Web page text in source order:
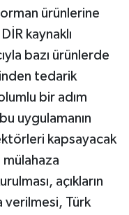
orman ürünlerine
kaynaklı
bazı ürünlerde
tedarik
bir adım
uygulamanın
kapsayacak
açıkların
verilmesi, Türk